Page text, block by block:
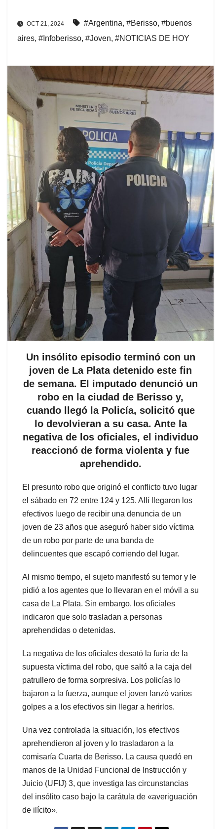
OCT 21, 2024 #Argentina, #Berisso, #buenos
aires, #Infoberisso, #Joven, #NOTICIAS DE HOY
Un insólito episodio terminó con un
joven de La Plata detenido este fin
de semana. El imputado denunció un
robo en la ciudad de Berisso y,
cuando llegó la Policía, solicitó que
lo devolvieran a su casa. Ante la
negativa de los oficiales, el individuo
reaccionó de forma violenta y fue
aprehendido.
El presunto robo que originó el conflicto tuvo lugar
el sábado en 72 entre 124 y 125. Allí llegaron los
efectivos luego de recibir una denuncia de un
joven de 23 años que aseguró haber sido víctima
de un robo por parte de una banda de
delincuentes que escapó corriendo del lugar.
Al mismo tiempo, el sujeto manifestó su temor y le
pidió a los agentes que lo llevaran en el móvil a su
casa de La Plata. Sin embargo, los oficiales
indicaron que solo trasladan a personas
aprehendidas o detenidas.
La negativa de los oficiales desató la furia de la
supuesta víctima del robo, que saltó a la caja del
patrullero de forma sorpresiva. Los policías lo
bajaron a la fuerza, aunque el joven lanzó varios
golpes a a los efectivos sin llegar a herirlos.
Una vez controlada la situación, los efectivos
aprehendieron al joven y lo trasladaron a la
comisaría Cuarta de Berisso. La causa quedó en
manos de la Unidad Funcional de Instrucción y
Juicio (UFIJ) 3, que investiga las circunstancias
del insólito caso bajo la carátula de «averiguación
de ilícito».